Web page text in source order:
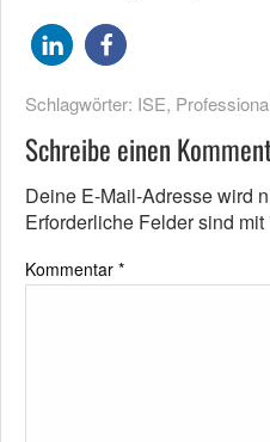
Schlagwörter: ISE,
Schreibe einen
Deine E-Mail-Adresse wird
Erforderliche Felder sind mit
Kommentar *